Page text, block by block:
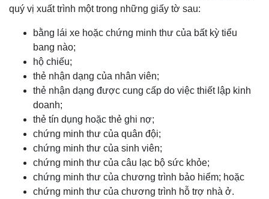
quý vị xuất trình một trong những giấy tờ sau:
bằng lái xe hoặc chứng minh thư của bất kỳ tiểu
bang nào;
hộ chiếu;
thẻ nhận dạng của nhân viên;
thẻ nhận dạng được cung cấp do việc thiết lập kinh
doanh;
thẻ tín dụng hoặc thẻ ghi nợ;
chứng minh thư của quân đội;
chứng minh thư của sinh viên;
chứng minh thư của câu lạc bộ sức khỏe;
chứng minh thư của chương trình bảo hiểm; hoặc
chứng minh thư của chương trình hỗ trợ nhà ở.